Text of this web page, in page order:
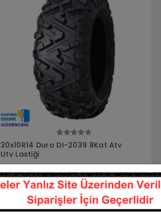
Stokta Yok
Tükendi
29x9-14 29X11-14 Sunf A033 Power
Ön Arka Takım Atv Utv Lastiği
SETA-29914-291114-A033